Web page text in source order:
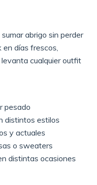
abrigo sin perder
en días frescos,
cualquier outfit
pesado
distintos estilos
y actuales
o sweaters
distintas ocasiones